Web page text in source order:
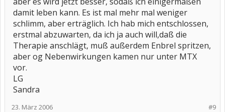
damit leben kann. Es ist mal mehr mal weniger
schlimm, aber erträglich. Ich hab mich entschlossen,
erstmal abzuwarten, da ich ja auch will,daß die
Therapie anschlägt, muß außerdem Enbrel spritzen,
aber og Nebenwirkungen kamen nur unter MTX
vor.
LG
Sandra
#9
23. März 2006